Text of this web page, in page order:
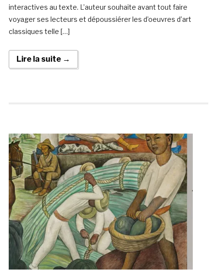
interactives au texte. L’auteur souhaite avant tout faire
voyager ses lecteurs et dépoussiérer les d’oeuvres d’art
classiques telle […]
Lire la suite →